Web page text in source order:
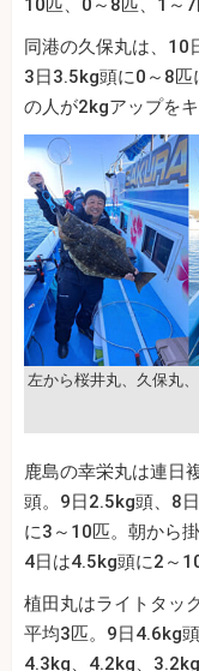
10匹、0～8匹、1～7
同港の久保丸は、10
3日3.5kg頭に0～8匹
の人が2kgアップをキ
左から桜井丸、久保丸
鹿島の幸栄丸は連日
頭。9日2.5kg頭、8
に3～10匹。朝から
4日は4.5kg頭に2～
植田丸はライトタッ
平均3匹。9日4.6kg
4.3kg、4.2kg、